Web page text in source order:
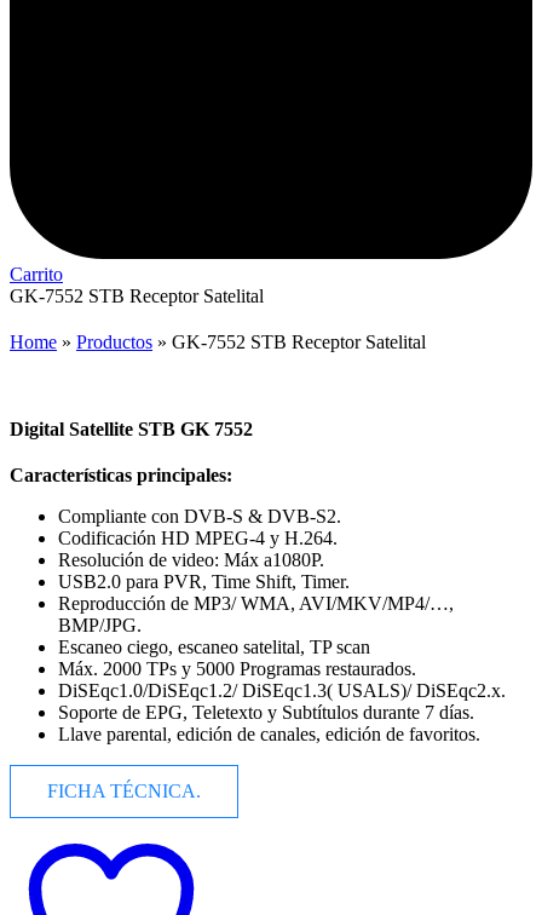
Carrito
GK-7552 STB Receptor Satelital
Home » Productos » GK-7552 STB Receptor Satelital
Digital Satellite STB GK 7552
Características principales:
Compliante con DVB-S & DVB-S2.
Codificación HD MPEG-4 y H.264.
Resolución de video: Máx a1080P.
USB2.0 para PVR, Time Shift, Timer.
Reproducción de MP3/ WMA, AVI/MKV/MP4/…,
BMP/JPG.
Escaneo ciego, escaneo satelital, TP scan
Máx. 2000 TPs y 5000 Programas restaurados.
DiSEqc1.0/DiSEqc1.2/ DiSEqc1.3( USALS)/ DiSEqc2.x.
Soporte de EPG, Teletexto y Subtítulos durante 7 días.
Llave parental, edición de canales, edición de favoritos.
FICHA TÉCNICA.